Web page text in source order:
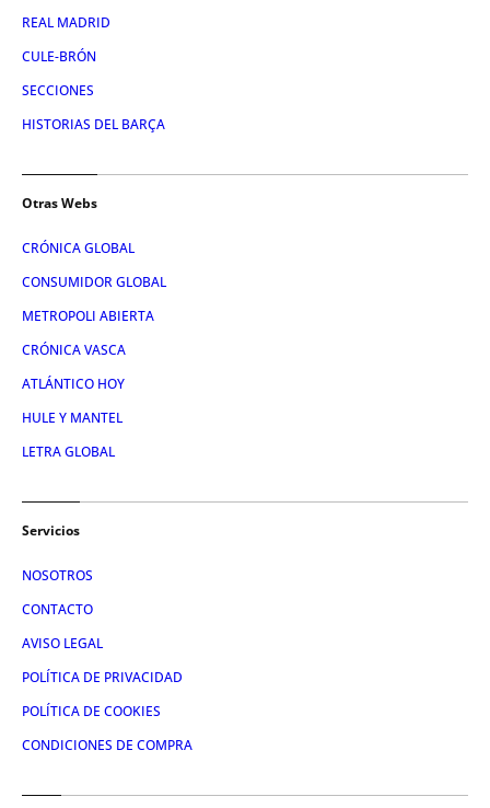
REAL MADRID
CULE-BRÓN
SECCIONES
HISTORIAS DEL BARÇA
Otras Webs
CRÓNICA GLOBAL
CONSUMIDOR GLOBAL
METROPOLI ABIERTA
CRÓNICA VASCA
ATLÁNTICO HOY
HULE Y MANTEL
LETRA GLOBAL
Servicios
NOSOTROS
CONTACTO
AVISO LEGAL
POLÍTICA DE PRIVACIDAD
POLÍTICA DE COOKIES
CONDICIONES DE COMPRA